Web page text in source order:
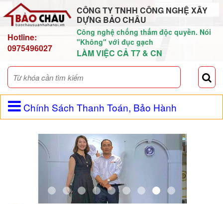
Hotline:
0975496027
CÔNG TY TNHH CÔNG NGHỆ XÂY
DỰNG BẢO CHÂU
Công nghệ chống thấm độc quyền. Nói
"Không" với đục gạch
LÀM VIỆC CẢ T7 & CN
Chính Sách Thanh Toán, Bảo Hành